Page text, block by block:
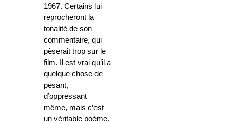
1967. Certains lui
reprocheront la
tonalité de son
commentaire, qui
pèserait trop sur le
film. Il est vrai qu’il a
quelque chose de
pesant,
d’oppressant
même, mais c’est
un véritable poème,